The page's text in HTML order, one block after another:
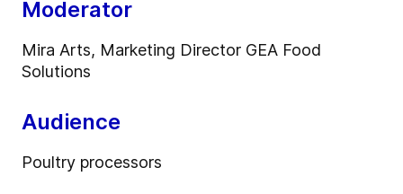
Moderator
Mira Arts, Marketing Director GEA Food
Solutions
Audience
Poultry processors